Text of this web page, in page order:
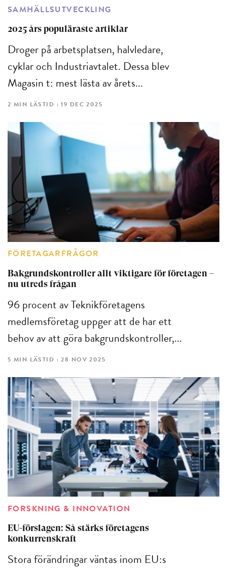
SAMHÄLLSUTVECKLING
2025 års populäraste artiklar
Droger på arbetsplatsen, halvledare,
cyklar och Industriavtalet. Dessa blev
Magasin t: mest lästa av årets...
2 MIN LÄSTID : 19 DEC 2025
FÖRETAGARFRÅGOR
Bakgrundskontroller allt viktigare för företagen –
nu utreds frågan
96 procent av Teknikföretagens
medlemsföretag uppger att de har ett
behov av att göra bakgrundskontroller,...
5 MIN LÄSTID : 28 NOV 2025
FORSKNING & INNOVATION
EU-förslagen: Så stärks företagens
konkurrenskraft
Stora förändringar väntas inom EU:s